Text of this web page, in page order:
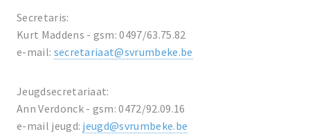
Secretaris:
Kurt Maddens - gsm: 0497/63.75.82
e-mail: secretariaat@svrumbeke.be
Jeugdsecretariaat:
Ann Verdonck - gsm: 0472/92.09.16
e-mail jeugd: jeugd@svrumbeke.be